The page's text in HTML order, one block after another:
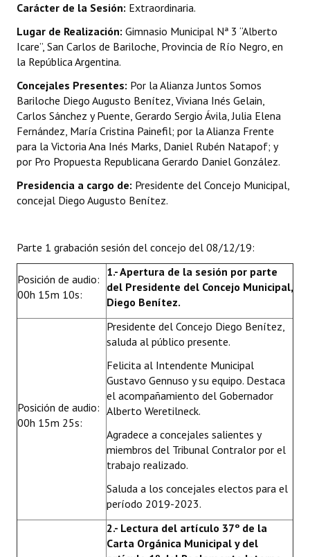
Proyectos Presentados
Dictámenes Asesoría Letrada
Actas de Sesión
Informes de Unidad Coordinadora
Ejecución Presupuestaria
Actas de Audiencias Públicas
NORMATIVA
Declaraciones
Resoluciones de Presidencia
Antiguos Pobladores
Registros y Distinciones
Premio al Mérito - Registro
Audiencias Públicas - Registro
Mujeres que Dejaron Huellas - Registro
Carácter de la Sesión: Extraordinaria.
Lugar de Realización: Gimnasio Municipal Nª 3 “Alberto
Icare”, San Carlos de Bariloche, Provincia de Río Negro, en
la República Argentina.
Concejales Presentes: Por la Alianza Juntos Somos
Bariloche Diego Augusto Benítez, Viviana Inés Gelain,
Carlos Sánchez y Puente, Gerardo Sergio Ávila, Julia Elena
Fernández, María Cristina Painefil; por la Alianza Frente
para la Victoria Ana Inés Marks, Daniel Rubén Natapof; y
por Pro Propuesta Republicana Gerardo Daniel González.
Presidencia a cargo de: Presidente del Concejo Municipal,
concejal Diego Augusto Benítez.
Parte 1 grabación sesión del concejo del 08/12/19:
Posición de audio:
00h 15m 10s:
1.-Apertura de la sesión por parte
del Presidente del Concejo Municipal,
Diego Benítez.
Posición de audio:
00h 15m 25s:
Presidente del Concejo Diego Benítez,
saluda al público presente.
Felicita al Intendente Municipal
Gustavo Gennuso y su equipo. Destaca
el acompañamiento del Gobernador
Alberto Weretilneck.
Agradece a concejales salientes y
miembros del Tribunal Contralor por el
trabajo realizado.
Saluda a los concejales electos para el
período 2019-2023.
2.- Lectura del artículo 37º de la
Carta Orgánica Municipal y del